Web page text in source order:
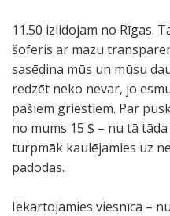
11.50 izlidojam no Rīgas.
šoferis ar mazu
sasēdina mūs un mūsu
redzēt neko nevar, jo
pašiem griestiem. Par
no mums 15 $ – nu tā
turpmāk kaulējamies uz
padodas.
Iekārtojamies viesnīcā –